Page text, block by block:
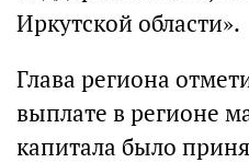
Иркутской области».
Глава региона
выплате в регионе
капитала было